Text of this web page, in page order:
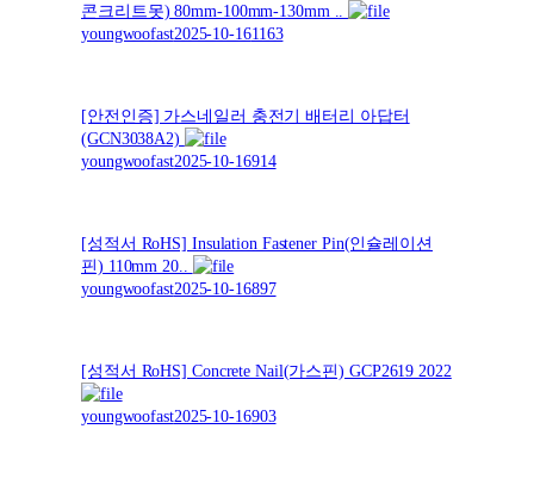
콘크리트못) 80mm-100mm-130mm ..
youngwoofast2025-10-161163
[안전인증] 가스네일러 충전기 배터리 아답터
(GCN3038A2)
youngwoofast2025-10-16914
[성적서 RoHS] Insulation Fastener Pin(인슐레이션
핀) 110mm 20..
youngwoofast2025-10-16897
[성적서 RoHS] Concrete Nail(가스핀) GCP2619 2022
youngwoofast2025-10-16903